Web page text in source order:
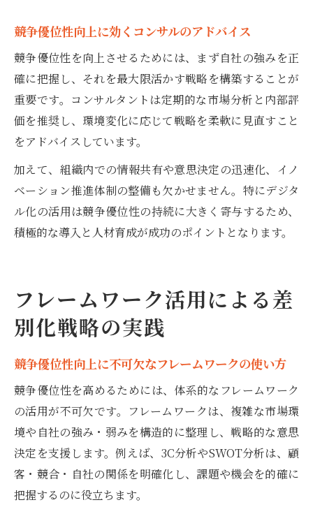
競争優位性向上に効くコンサルのアドバイス
競争優位性を向上させるためには、まず自社の強みを正
確に把握し、それを最大限活かす戦略を構築することが
重要です。コンサルタントは定期的な市場分析と内部評
価を推奨し、環境変化に応じて戦略を柔軟に見直すこと
をアドバイスしています。
加えて、組織内での情報共有や意思決定の迅速化、イノ
ベーション推進体制の整備も欠かせません。特にデジタ
ル化の活用は競争優位性の持続に大きく寄与するため、
積極的な導入と人材育成が成功のポイントとなります。
フレームワーク活用による差
別化戦略の実践
競争優位性向上に不可欠なフレームワークの使い方
競争優位性を高めるためには、体系的なフレームワーク
の活用が不可欠です。フレームワークは、複雑な市場環
境や自社の強み・弱みを構造的に整理し、戦略的な意思
決定を支援します。例えば、3C分析やSWOT分析は、顧
客・競合・自社の関係を明確化し、課題や機会を的確に
把握するのに役立ちます。